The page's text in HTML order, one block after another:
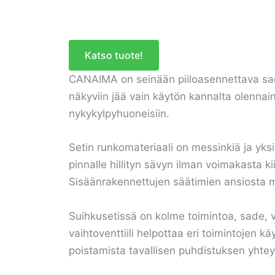
Katso tuote!
CANAIMA on seinään piiloasennettava
näkyviin jää vain käytön kannalta
nykykylpyhuoneisiin.
Setin runkomateriaali on messinkiä ja
pinnalle hillityn sävyn ilman voimakasta
Sisäänrakennettujen säätimien ansiosta
Suihkusetissä on kolme toimintoa, sade,
vaihtoventtiili helpottaa eri toimintojen
poistamista tavallisen puhdistuksen